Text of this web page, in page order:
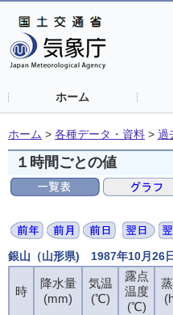
ホーム
ホーム > 各種データ・資料 > 過
１時間ごとの値
銀山（山形県) 1987年10月26日
時
降水量
(mm)
気温
(℃)
露点
温度
(℃)